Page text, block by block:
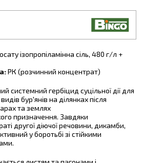
ізопропіламінна сіль, 480 г/л +
РК (розчинний концентрат)
системний гербіцид суцільної дії для
бур'янів на ділянках після
та землях
призначення. Завдяки
другої діючої речовини, дикамби,
у боротьбі зі стійкими